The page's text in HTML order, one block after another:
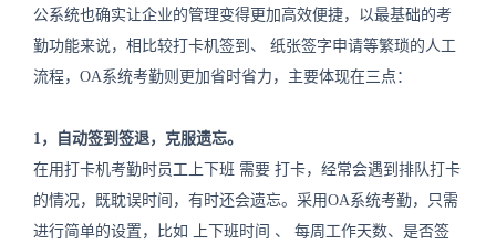
公系统也确实让企业的管理变得更加高效便捷，以最基础的考
勤功能来说，相比较打卡机签到、
纸张签字申请等繁琐的人工
流程，OA系统考勤则更加省时省力，主要体现在三点：
1，自动签到签退，克服遗忘。
在用打卡机考勤时员工上下班 需要 打卡，经常会遇到排队打卡
的情况，既耽误时间，有时还会遗忘。采用OA系统考勤，只需
进行简单的设置，比如
上下班时间 、
每周工作天数、是否签